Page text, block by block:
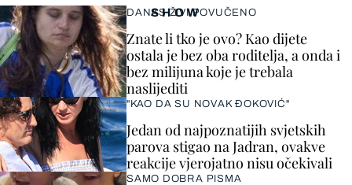
SHOW
DANAS ŽIVI POVUČENO
Znate li tko je ovo? Kao dijete
ostala je bez oba roditelja, a onda i
bez milijuna koje je trebala
naslijediti
"KAO DA SU NOVAK ĐOKOVIĆ"
Jedan od najpoznatijih svjetskih
parova stigao na Jadran, ovakve
reakcije vjerojatno nisu očekivali
SAMO DOBRA PISMA